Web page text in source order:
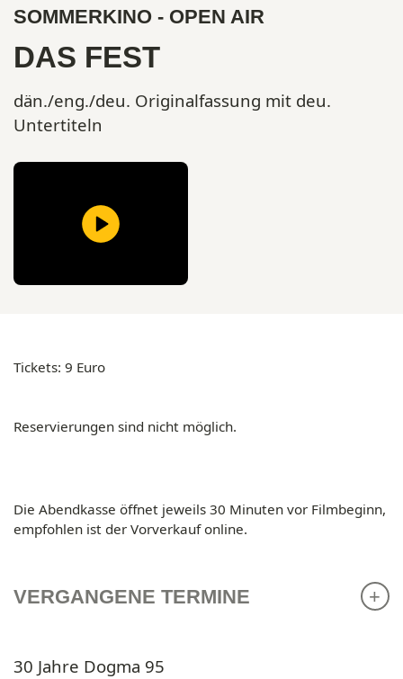
SOMMERKINO - OPEN AIR
DAS FEST
dän./eng./deu. Originalfassung mit deu.
Untertiteln
30 Jahre Dogma 95
Tickets: 9 Euro
Reservierungen sind nicht möglich.
Die Abendkasse öffnet jeweils 30 Minuten vor Filmbeginn,
empfohlen ist der Vorverkauf online.
VERGANGENE TERMINE